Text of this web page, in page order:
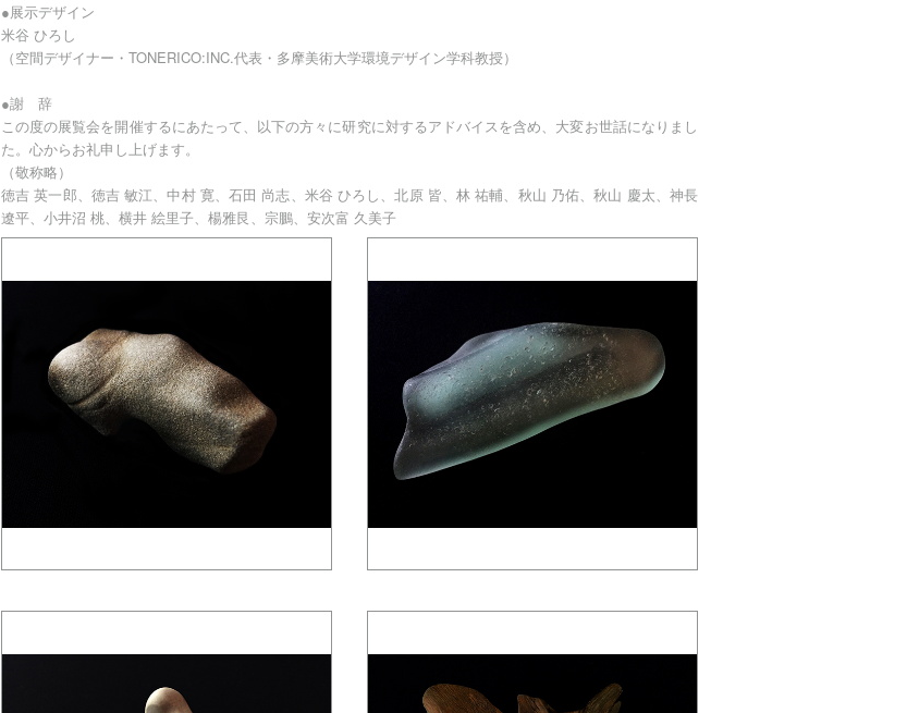
●展示デザイン
米谷 ひろし
（空間デザイナー・TONERICO:INC.代表・多摩美術大学環境デザイン学科教授）
●謝 辞
この度の展覧会を開催するにあたって、以下の方々に研究に対するアドバイスを含め、大変お世話になりまし
た。心からお礼申し上げます。
（敬称略）
徳吉 英一郎、徳吉 敏江、中村 寛、石田 尚志、米谷 ひろし、北原 皆、林 祐輔、秋山 乃佑、秋山 慶太、神長
遼平、小井沼 桃、横井 絵里子、楊雅艮、宗鵬、安次富 久美子